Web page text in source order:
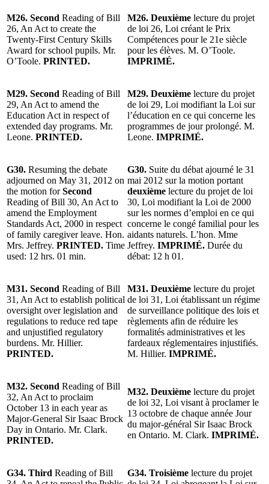
M26. Second Reading of Bill
26, An Act to create the
Twenty-First Century Skills
Award for school pupils. Mr.
O’Toole. PRINTED.
M26. Deuxième lecture du projet
de loi 26, Loi créant le Prix
Compétences pour le 21e siècle
pour les élèves. M. O’Toole.
IMPRIMÉ.
M29. Second Reading of Bill
29, An Act to amend the
Education Act in respect of
extended day programs. Mr.
Leone. PRINTED.
M29. Deuxième lecture du projet
de loi 29, Loi modifiant la Loi sur
l’éducation en ce qui concerne les
programmes de jour prolongé. M.
Leone. IMPRIMÉ.
G30. Resuming the debate
adjourned on May 31, 2012 on
the motion forSecond
Reading of Bill 30, An Act to
amend the Employment
Standards Act, 2000 in respect
of family caregiver leave. Hon.
Mrs. Jeffrey. PRINTED. Time
used: 12 hrs. 01 min.
G30. Suite du débat ajourné le 31
mai 2012 sur la motion portant
deuxième lecture du projet de loi
30, Loi modifiant la Loi de 2000
sur les normes d’emploi en ce qui
concerne le congé familial pour les
aidants naturels. L’hon. Mme
Jeffrey. IMPRIMÉ. Durée du
débat: 12 h 01.
M31. Second Reading of Bill
31, An Act to establish political
oversight over legislation and
regulations to reduce red tape
and unjustified regulatory
burdens. Mr. Hillier.
PRINTED.
M31. Deuxième lecture du projet
de loi 31, Loi établissant un régime
de surveillance politique des lois et
règlements afin de réduire les
formalités administratives et les
fardeaux réglementaires injustifiés.
M. Hillier. IMPRIMÉ.
M32. Second Reading of Bill
32, An Act to proclaim
October 13 in each year as
Major-General Sir Isaac Brock
Day in Ontario. Mr. Clark.
PRINTED.
M32. Deuxième lecture du projet
de loi 32, Loi visant à proclamer le
13 octobre de chaque année Jour
du major-général Sir Isaac Brock
en Ontario. M. Clark. IMPRIMÉ.
G34. Third Reading of Bill
G34. Troisième lecture du projet